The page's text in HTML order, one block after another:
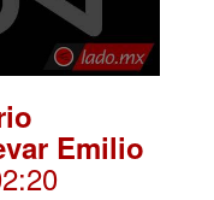
Emilio